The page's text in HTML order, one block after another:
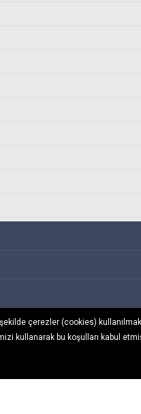
çerezler (cookies)
kullanarak bu koşulları kabul